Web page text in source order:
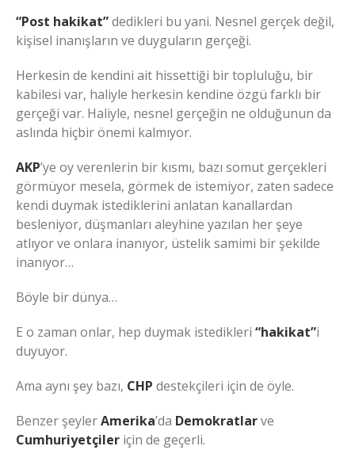
“Post hakikat”dedikleri bu yani. Nesnel gerçek değil,
kişisel inanışların ve duyguların gerçeği.
Herkesin de kendini ait hissettiği bir topluluğu, bir
kabilesi var, haliyle herkesin kendine özgü farklı bir
gerçeği var. Haliyle, nesnel gerçeğin ne olduğunun da
aslında hiçbir önemi kalmıyor.
AKP’ye oy verenlerin bir kısmı, bazı somut gerçekleri
görmüyor mesela, görmek de istemiyor, zaten sadece
kendi duymak istediklerini anlatan kanallardan
besleniyor, düşmanları aleyhine yazılan her şeye
atlıyor ve onlara inanıyor, üstelik samimi bir şekilde
inanıyor…
Böyle bir dünya…
E o zaman onlar, hep duymak istedikleri “hakikat”i
duyuyor.
Ama aynı şey bazı, CHP destekçileri için de öyle.
Benzer şeylerAmerika’da Demokratlarve
Cumhuriyetçiler için de geçerli.